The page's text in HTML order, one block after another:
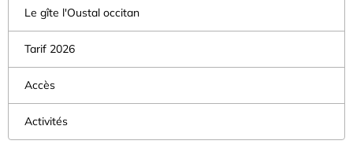
Le gîte l'Oustal occitan
Tarif 2026
Accès
Activités